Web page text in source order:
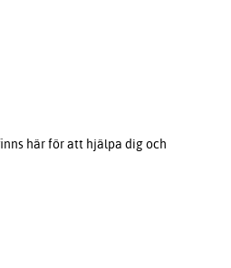
här för att hjälpa dig och